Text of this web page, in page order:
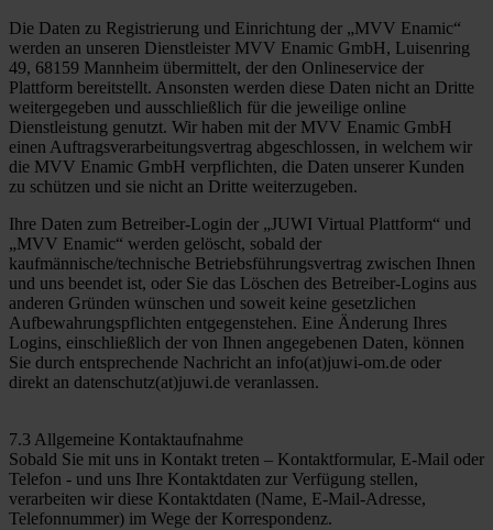
Die Daten zu Registrierung und Einrichtung der „MVV Enamic“
werden an unseren Dienstleister MVV Enamic GmbH, Luisenring
49, 68159 Mannheim übermittelt, der den Onlineservice der
Plattform bereitstellt. Ansonsten werden diese Daten nicht an Dritte
weitergegeben und ausschließlich für die jeweilige online
Dienstleistung genutzt. Wir haben mit der MVV Enamic GmbH
einen Auftragsverarbeitungsvertrag abgeschlossen, in welchem wir
die MVV Enamic GmbH verpflichten, die Daten unserer Kunden
zu schützen und sie nicht an Dritte weiterzugeben.
Ihre Daten zum Betreiber-Login der „JUWI Virtual Plattform“ und
„MVV Enamic“ werden gelöscht, sobald der
kaufmännische/technische Betriebsführungsvertrag zwischen Ihnen
und uns beendet ist, oder Sie das Löschen des Betreiber-Logins aus
anderen Gründen wünschen und soweit keine gesetzlichen
Aufbewahrungspflichten entgegenstehen. Eine Änderung Ihres
Logins, einschließlich der von Ihnen angegebenen Daten, können
Sie durch entsprechende Nachricht an info(at)juwi-om.de oder
direkt an datenschutz(at)juwi.de veranlassen.
7.3 Allgemeine Kontaktaufnahme
Sobald Sie mit uns in Kontakt treten – Kontaktformular, E-Mail oder
Telefon - und uns Ihre Kontaktdaten zur Verfügung stellen,
verarbeiten wir diese Kontaktdaten (Name, E-Mail-Adresse,
Telefonnummer) im Wege der Korrespondenz.